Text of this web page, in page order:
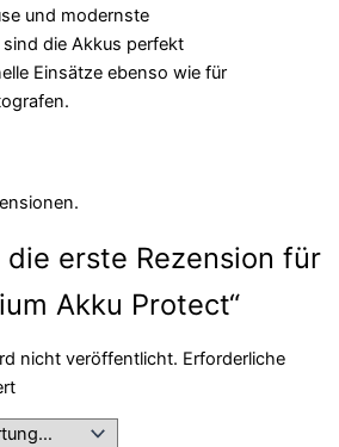
und modernste
die Akkus perfekt
Einsätze ebenso wie für
die erste Rezension für
Akku Protect“
nicht veröffentlicht. Erforderliche